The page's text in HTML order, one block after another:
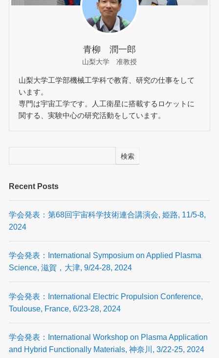
青柳 潤一郎
山梨大学 准教授
山梨大学工学部機械工学科で教育、研究の仕事をして
います。
専門は宇宙工学です。人工衛星に搭載するロケットに
関する、実験中心の研究活動をしています。
検索
Recent Posts
学会発表：第68回宇宙科学技術連合講演会, 姫路, 11/5-8,
2024
学会発表：International Symposium on Applied Plasma
Science, 滋賀，大津, 9/24-28, 2024
学会発表：International Electric Propulsion Conference,
Toulouse, France, 6/23-28, 2024
学会発表：International Workshop on Plasma Application
and Hybrid Functionally Materials, 神奈川, 3/22-25, 2024